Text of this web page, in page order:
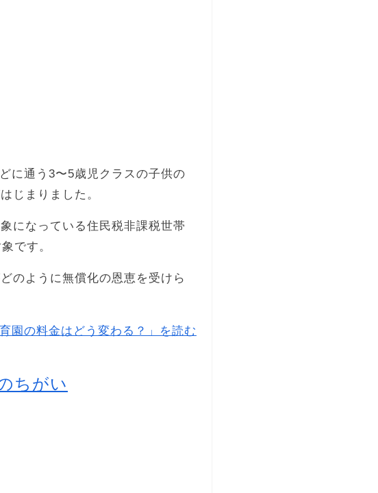
に通う3〜5歳児クラスの子供の
じまりました。
になっている住民税非課税世帯
です。
のように無償化の恩恵を受けら
園の料金はどう変わる？」を読む
ちがい